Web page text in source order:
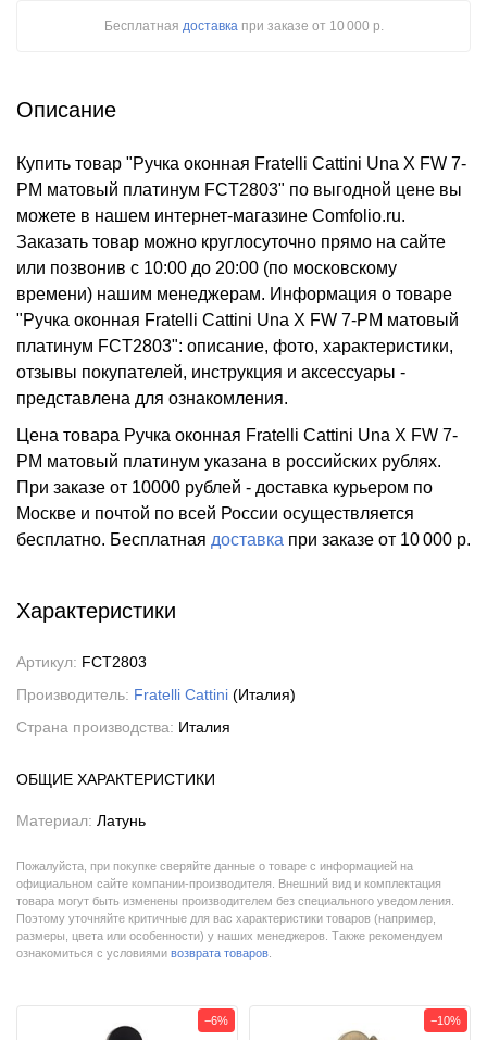
Бесплатная доставкапри заказе от 10 000 р.
Описание
Купить товар "Ручка оконная Fratelli Cattini Una X FW 7-
PM матовый платинум FCT2803" по выгодной цене вы
можете в нашем интернет-магазине Comfolio.ru.
Заказать товар можно круглосуточно прямо на сайте
или позвонив с 10:00 до 20:00 (по московскому
времени) нашим менеджерам. Информация о товаре
"Ручка оконная Fratelli Cattini Una X FW 7-PM матовый
платинум FCT2803": описание, фото, характеристики,
отзывы покупателей, инструкция и аксессуары -
представлена для ознакомления.
Цена товара Ручка оконная Fratelli Cattini Una X FW 7-
PM матовый платинум указана в российских рублях.
При заказе от 10000 рублей - доставка курьером по
Москве и почтой по всей России осуществляется
бесплатно. Бесплатная доставка при заказе от 10 000 р.
Характеристики
Артикул: FCT2803
Производитель: Fratelli Cattini (Италия)
Страна производства: Италия
ОБЩИЕ ХАРАКТЕРИСТИКИ
Материал: Латунь
Пожалуйста, при покупке сверяйте данные о товаре с информацией на
официальном сайте компании-производителя. Внешний вид и комплектация
товара могут быть изменены производителем без специального уведомления.
Поэтому уточняйте критичные для вас характеристики товаров (например,
размеры, цвета или особенности) у наших менеджеров. Также рекомендуем
ознакомиться с условиями возврата товаров
−6% −10%